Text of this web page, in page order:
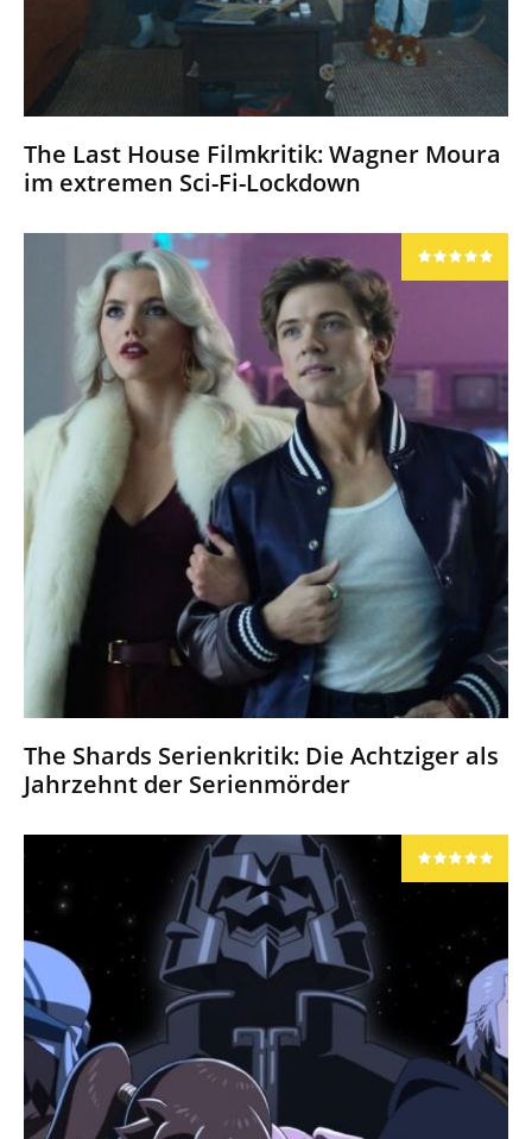
The Last House Filmkritik: Wagner Moura
im extremen Sci-Fi-Lockdown
The Shards Serienkritik: Die Achtziger als
Jahrzehnt der Serienmörder